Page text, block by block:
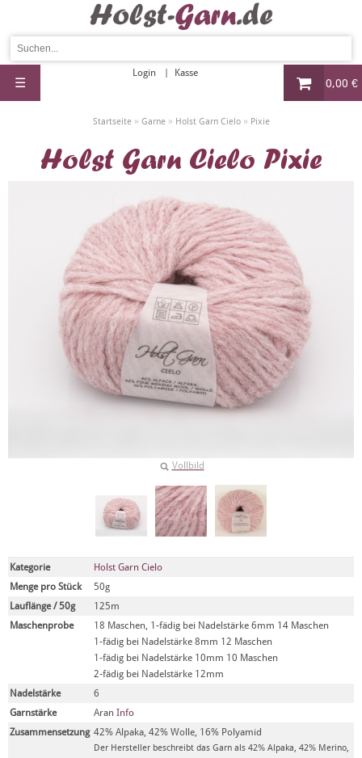
0,00 €
Login Kasse
☰
Startseite» Garne» Holst Garn Cielo» Pixie
Holst Garn Cielo Pixie
Vollbild
Kategorie
Holst Garn Cielo
Menge pro Stück
50g
Lauflänge / 50g
125m
Maschenprobe
18 Maschen, 1-fädig bei Nadelstärke 6mm 14 Maschen
1-fädig bei Nadelstärke 8mm 12 Maschen
1-fädig bei Nadelstärke 10mm 10 Maschen
2-fädig bei Nadelstärke 12mm
Nadelstärke
6
Garnstärke
Aran Info
Zusammensetzung 42% Alpaka, 42% Wolle, 16% Polyamid
Der Hersteller beschreibt das Garn als 42% Alpaka, 42% Merino,